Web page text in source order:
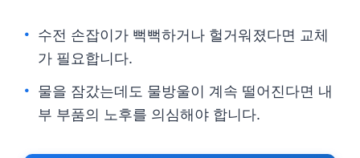
수전 손잡이가 뻑뻑하거나 헐거워졌다면 교체
가 필요합니다.
물을 잠갔는데도 물방울이 계속 떨어진다면 내
부 부품의 노후를 의심해야 합니다.